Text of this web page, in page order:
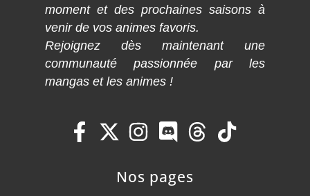
moment et des prochaines saisons à
venir de vos animes favoris.
Rejoignez dès maintenant une
communauté passionnée par les
mangas et les animes !
Nos pages